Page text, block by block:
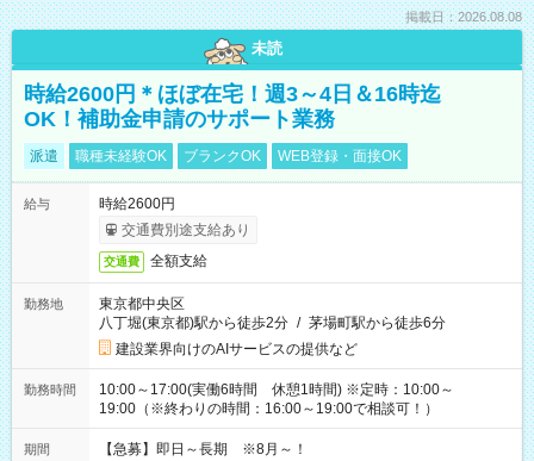
掲載日：2026.08.08
未読
時給2600円＊ほぼ在宅！週3～4日＆16時迄
OK！補助金申請のサポート業務
派遣 職種未経験OK ブランクOK WEB登録・面接OK
給与
時給2600円
交通費別途支給あり
交通費 全額支給
勤務地
東京都中央区
八丁堀(東京都)駅から徒歩2分 / 茅場町駅から徒歩6分
建設業界向けのAIサービスの提供など
勤務時間
10:00～17:00(実働6時間 休憩1時間) ※定時：10:00～
19:00（※終わりの時間：16:00～19:00で相談可！）
期間 【急募】即日～長期 ※8月～！